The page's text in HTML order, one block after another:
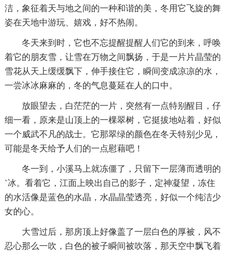
洁，象征着天与地之间的一种和谐的美，冬用它飞旋的舞
姿在天地中游玩、嬉戏，好不热闹。
冬天来到时，它也不忘提醒提醒人们它的到来，呼唤
着它的朋友雪，让雪在万物之间飘扬，于是一片片晶莹的
雪花从天上缓缓飘下，伸手接住它，瞬间变成凉凉的水，
一尝冰冰麻麻的，冬的气息蔓延在人的口中。
放眼望去，白茫茫的一片，突然有一点特别醒目，仔
细一看，原来是山顶上的一棵翠树，它挺拔地站着，好似
一个威武不凡的战士。它那翠绿的颜色在冬天特别少见，
可能是冬天给予人们的一点慰藉吧！
冬一到，小溪马上就冻僵了，只留下一层薄而透明的
`冰。看着它，江面上映出自己的影子，定神凝望，冻住
的水活像是蓝色的水晶，水晶晶莹透亮，好似一个纯洁少
女的心。
大雪过后，那房顶上好像盖了一层白色的厚被，风不
忍心那么一吹，白色的被子瞬间被吹落，那天空中飘飞着